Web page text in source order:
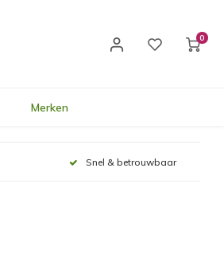
0
Merken
Snel & betrouwbaar